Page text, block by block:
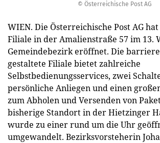
© Österreichische Post AG
WIEN. Die Österreichische Post AG
Filiale in der Amalienstraße 57 im 13.
Gemeindebezirk eröffnet. Die
gestaltete Filiale bietet zahlreiche
Selbstbedienungsservices, zwei
persönliche Anliegen und einen
zum Abholen und Versenden von
bisherige Standort in der Hietzinger
wurde zu einer rund um die Uhr
umgewandelt. Bezirksvorsteherin